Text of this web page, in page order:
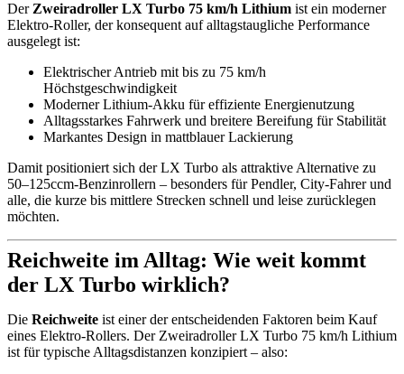
Der Zweiradroller LX Turbo 75 km/h Lithium ist ein moderner
Elektro-Roller, der konsequent auf alltagstaugliche Performance
ausgelegt ist:
Elektrischer Antrieb mit bis zu 75 km/h
Höchstgeschwindigkeit
Moderner Lithium-Akku für effiziente Energienutzung
Alltagsstarkes Fahrwerk und breitere Bereifung für Stabilität
Markantes Design in mattblauer Lackierung
Damit positioniert sich der LX Turbo als attraktive Alternative zu
50–125ccm-Benzinrollern – besonders für Pendler, City-Fahrer und
alle, die kurze bis mittlere Strecken schnell und leise zurücklegen
möchten.
Reichweite im Alltag: Wie weit kommt
der LX Turbo wirklich?
Die Reichweite ist einer der entscheidenden Faktoren beim Kauf
eines Elektro-Rollers. Der Zweiradroller LX Turbo 75 km/h Lithium
ist für typische Alltagsdistanzen konzipiert – also: